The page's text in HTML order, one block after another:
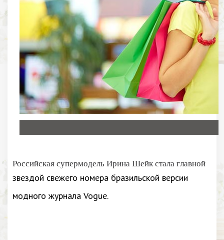
Российская супермодель Ирина Шейк стала главной
звездой свежего номера бразильской версии
модного журнала Vogue.